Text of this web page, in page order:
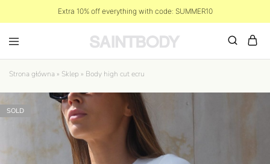
Extra 10% off everything with code: SUMMER10
Strona główna » Sklep » Body high cut ecru
SOLD